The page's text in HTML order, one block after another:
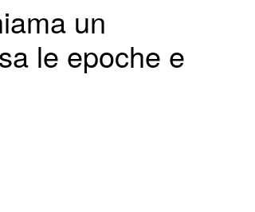
un
le epoche e